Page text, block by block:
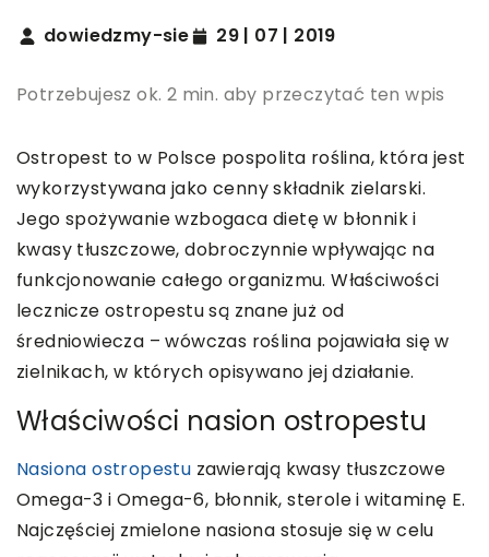
dowiedzmy-sie 29 | 07 | 2019
Potrzebujesz ok. 2 min. aby przeczytać ten wpis
Ostropest to w Polsce pospolita roślina, która jest
wykorzystywana jako cenny składnik zielarski.
Jego spożywanie wzbogaca dietę w błonnik i
kwasy tłuszczowe, dobroczynnie wpływając na
funkcjonowanie całego organizmu. Właściwości
lecznicze ostropestu są znane już od
średniowiecza – wówczas roślina pojawiała się w
zielnikach, w których opisywano jej działanie.
Właściwości nasion ostropestu
Nasiona ostropestu zawierają kwasy tłuszczowe
Omega-3 i Omega-6, błonnik, sterole i witaminę E.
Najczęściej zmielone nasiona stosuje się w celu